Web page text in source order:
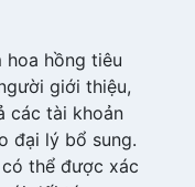
hoa hồng tiêu
giới thiệu,
các tài khoản
đại lý bổ sung.
thể được xác